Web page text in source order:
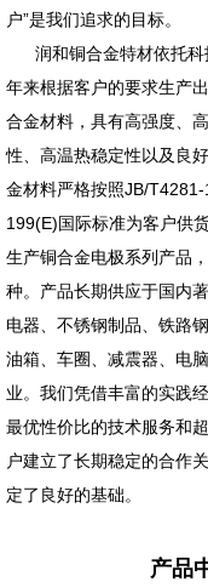
户”是我们追求的目标。
润和铜合金特材依托科
年来根据客户的要求生产
合金材料，具有高强度、
性、高温热稳定性以及良
金材料严格按照JB/
199(E)国际标准为客户供
生产铜合金电极系列产品
种。产品长期供应于国内
电器、不锈钢制品、铁路
油箱、车圈、减震器、电
业。我们凭借丰富的实践
最优性价比的技术服务和
户建立了长期稳定的合作
定了良好的基础。
产品